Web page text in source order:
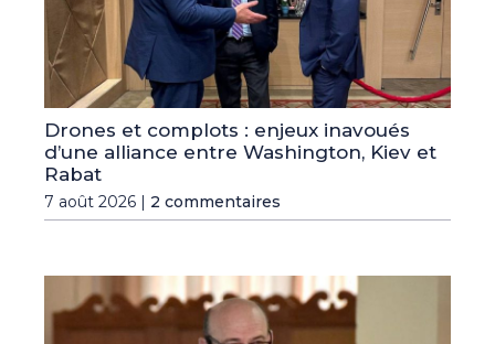
Drones et complots : enjeux inavoués
d’une alliance entre Washington, Kiev et
Rabat
7 août 2026 | 2 commentaires